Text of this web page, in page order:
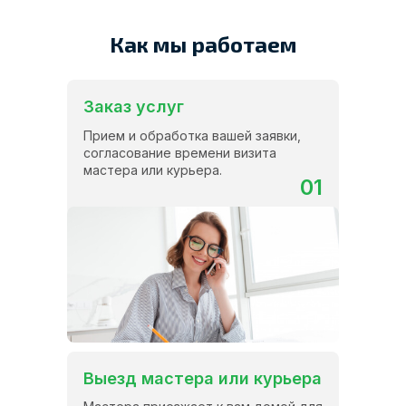
Как мы работаем
Выезд мастера или курьера
Прием и обработка вашей заявки,
согласование времени визита
мастера или курьера.
Заказ услуг
01